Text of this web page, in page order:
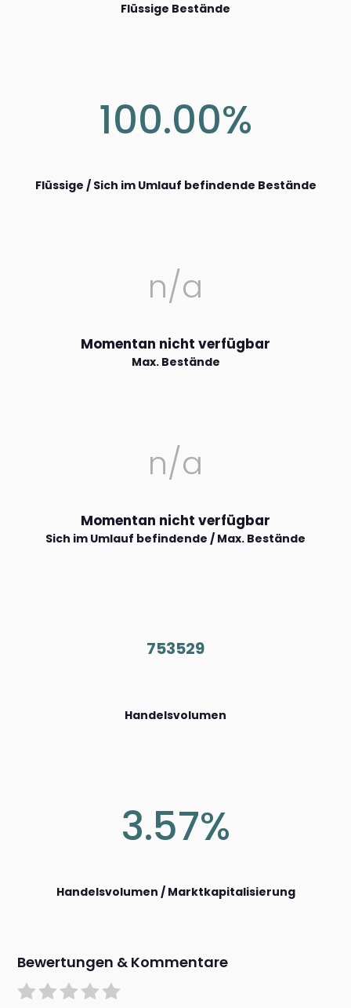
Flüssige Bestände
100.00%
Flüssige / Sich im Umlauf befindende Bestände
n/a
Momentan nicht verfügbar
Max. Bestände
n/a
Momentan nicht verfügbar
Sich im Umlauf befindende / Max. Bestände
753529
Handelsvolumen
3.57%
Handelsvolumen / Marktkapitalisierung
Bewertungen & Kommentare